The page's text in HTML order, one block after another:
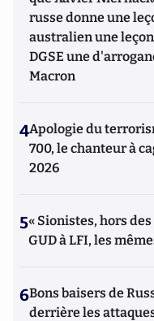
russe donne une
australien une
DGSE une
Macron
4Apologie du
700, le chanteur à
2026
5« Sionistes, hors
GUD à LFI, les
6Bons baisers de
derrière les